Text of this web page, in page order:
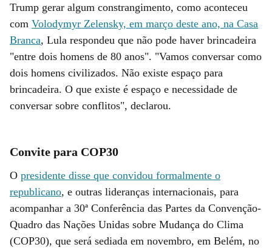
Trump gerar algum constrangimento, como aconteceu
com Volodymyr Zelensky, em março deste ano, na Casa
Branca, Lula respondeu que não pode haver brincadeira
"entre dois homens de 80 anos". "Vamos conversar como
dois homens civilizados. Não existe espaço para
brincadeira. O que existe é espaço e necessidade de
conversar sobre conflitos", declarou.
Convite para COP30
O presidente disse que convidou formalmente o
republicano, e outras lideranças internacionais, para
acompanhar a 30ª Conferência das Partes da Convenção-
Quadro das Nações Unidas sobre Mudança do Clima
(COP30), que será sediada em novembro, em Belém, no